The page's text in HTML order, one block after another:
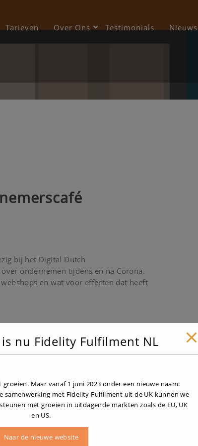
Tarieven Over Ons Testimonials Nieuws
bij het Digital Dutch
ondernemen tijdens en na Corona.
en wat voor effecten dat heeft
Onze informatie
nu Fidelity Fulfilment NL
Maar vanaf 1 juni 2023 onder een nieuwe naam:
samenwerking met Fidelity Fulfilment uit de UK kunnen we
met groeien in uitdagende markten zoals de EU, UK
en US.
Naar de nieuwe website